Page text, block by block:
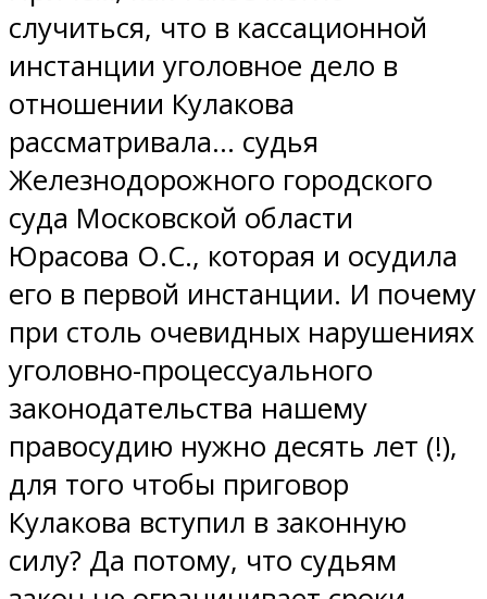
случиться, что в кассационной
инстанции уголовное дело в
отношении Кулакова
рассматривала… судья
Железнодорожного городского
суда Московской области
Юрасова О.С., которая и осудила
его в первой инстанции. И почему
при столь очевидных нарушениях
уголовно-процессуального
законодательства нашему
правосудию нужно десять лет (!),
для того чтобы приговор
Кулакова вступил в законную
силу? Да потому, что судьям